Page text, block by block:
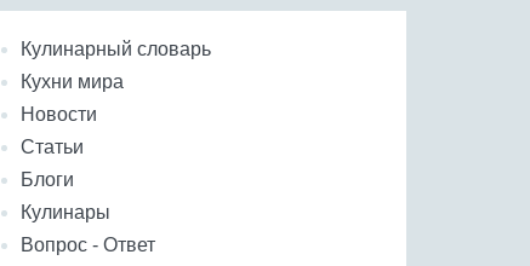
Кулинарный словарь
Кухни мира
Новости
Статьи
Блоги
Кулинары
Вопрос - Ответ